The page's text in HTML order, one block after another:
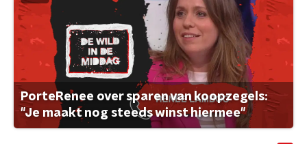
PorteRenee over sparen van koopzegels:
"Je maakt nog steeds winst hiermee"